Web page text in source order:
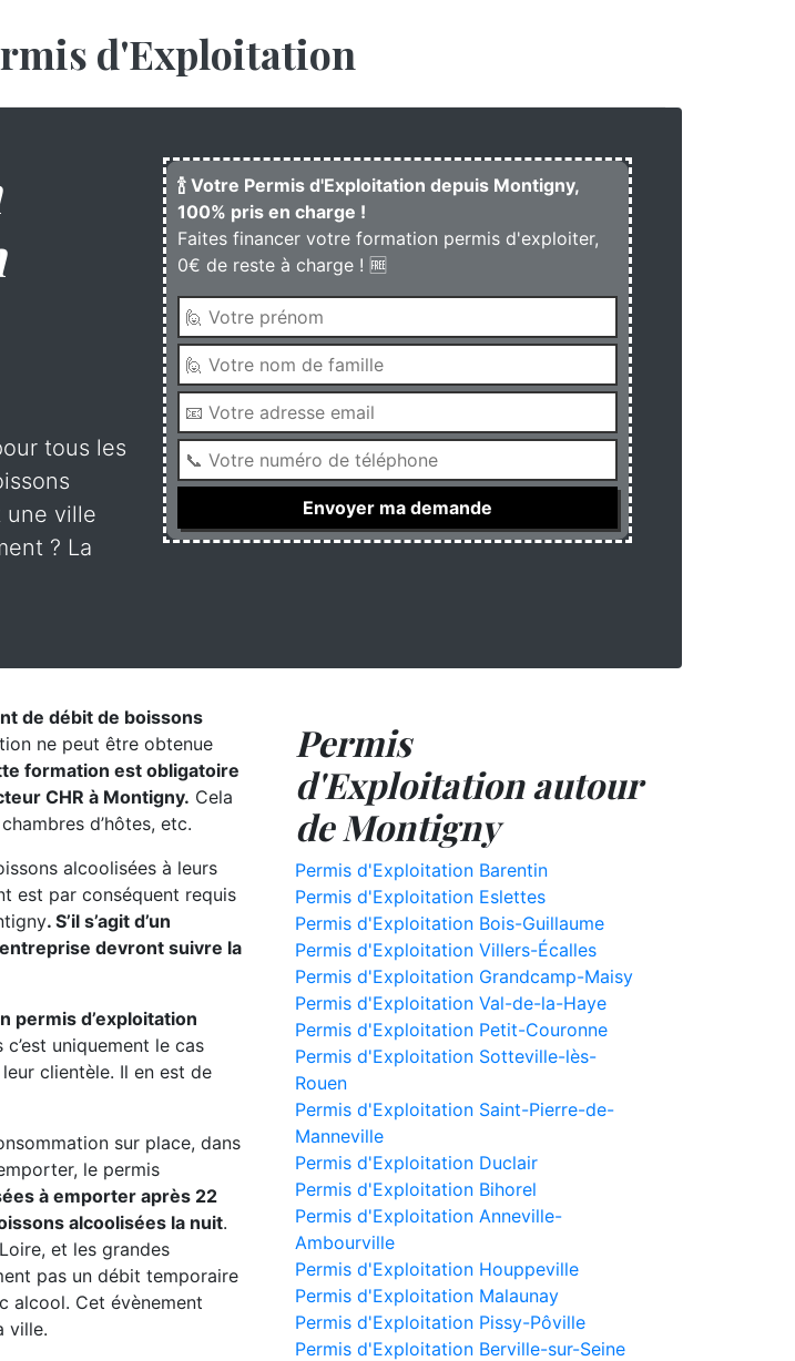
d'Exploitation
tous les
une ville
? La
🍾 Votre Permis d'Exploitation depuis Montigny,
100% pris en charge !
Faites financer votre formation permis d'exploiter,
0€ de reste à charge ! 🆓
de débit de boissons
ne peut être obtenue
formation est obligatoire
CHR à Montigny. Cela
d’hôtes, etc.
alcoolisées à leurs
est par conséquent requis
. S’il s’agit d’un
devront suivre la
permis d’exploitation
uniquement le cas
clientèle. Il en est de
sur place, dans
le permis
à emporter après 22
alcoolisées la nuit.
et les grandes
pas un débit temporaire
alcool. Cet évènement
ville.
Permis
d'Exploitation autour
de Montigny
Permis d'Exploitation Barentin
Permis d'Exploitation Eslettes
Permis d'Exploitation Bois-Guillaume
Permis d'Exploitation Villers-Écalles
Permis d'Exploitation Grandcamp-Maisy
Permis d'Exploitation Val-de-la-Haye
Permis d'Exploitation Petit-Couronne
Permis d'Exploitation Sotteville-lès-
Rouen
Permis d'Exploitation Saint-Pierre-de-
Manneville
Permis d'Exploitation Duclair
Permis d'Exploitation Bihorel
Permis d'Exploitation Anneville-
Ambourville
Permis d'Exploitation Houppeville
Permis d'Exploitation Malaunay
Permis d'Exploitation Pissy-Pôville
Permis d'Exploitation Berville-sur-Seine